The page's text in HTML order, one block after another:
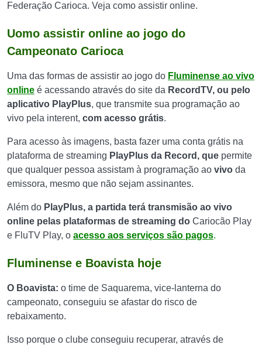
Federação Carioca. Veja como assistir online.
Uomo assistir online ao jogo do
Campeonato Carioca
Uma das formas de assistir ao jogo do Fluminense ao vivo
online é acessando através do site da RecordTV, ou pelo
aplicativo PlayPlus, que transmite sua programação ao
vivo pela interent, com acesso grátis.
Para acesso às imagens, basta fazer uma conta grátis na
plataforma de streaming PlayPlus da Record, que permite
que qualquer pessoa assistam à programação ao vivo da
emissora, mesmo que não sejam assinantes.
Além do PlayPlus, a partida terá transmisão ao vivo
online pelas plataformas de streaming do Cariocão Play
e FluTV Play, o acesso aos serviços são pagos.
Fluminense e Boavista hoje
O Boavista: o time de Saquarema, vice-lanterna do
campeonato, conseguiu se afastar do risco de
rebaixamento.
Isso porque o clube conseguiu recuperar, através de